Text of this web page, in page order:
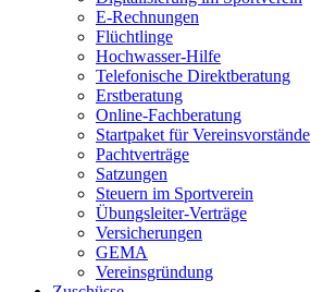
E-Rechnungen
Flüchtlinge
Hochwasser-Hilfe
Telefonische Direktberatung
Erstberatung
Online-Fachberatung
Startpaket für Vereinsvorstände
Pachtverträge
Satzungen
Steuern im Sportverein
Übungsleiter-Verträge
Versicherungen
GEMA
Vereinsgründung